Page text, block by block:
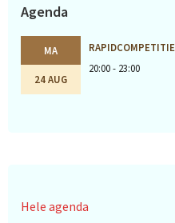
Agenda
MA
24 AUG
RAPIDCOMPETITIE
20:00 - 23:00
Hele agenda